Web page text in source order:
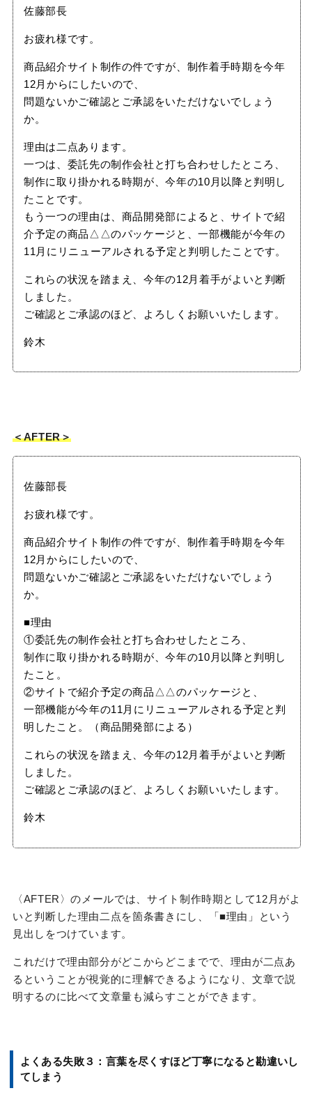
佐藤部長
お疲れ様です。
商品紹介サイト制作の件ですが、制作着手時期を今年
12月からにしたいので、
問題ないかご確認とご承認をいただけないでしょう
か。
理由は二点あります。
一つは、委託先の制作会社と打ち合わせしたところ、
制作に取り掛かれる時期が、今年の10月以降と判明し
たことです。
もう一つの理由は、商品開発部によると、サイトで紹
介予定の商品△△のパッケージと、一部機能が今年の
11月にリニューアルされる予定と判明したことです。
これらの状況を踏まえ、今年の12月着手がよいと判断
しました。
ご確認とご承認のほど、よろしくお願いいたします。
鈴木
＜AFTER＞
佐藤部長
お疲れ様です。
商品紹介サイト制作の件ですが、制作着手時期を今年
12月からにしたいので、
問題ないかご確認とご承認をいただけないでしょう
か。
■理由
①委託先の制作会社と打ち合わせしたところ、
制作に取り掛かれる時期が、今年の10月以降と判明し
たこと。
②サイトで紹介予定の商品△△のパッケージと、
一部機能が今年の11月にリニューアルされる予定と判
明したこと。（商品開発部による）
これらの状況を踏まえ、今年の12月着手がよいと判断
しました。
ご確認とご承認のほど、よろしくお願いいたします。
鈴木
〈AFTER〉のメールでは、サイト制作時期として12月がよ
いと判断した理由二点を箇条書きにし、「■理由」という
見出しをつけています。
これだけで理由部分がどこからどこまでで、理由が二点あ
るということが視覚的に理解できるようになり、文章で説
明するのに比べて文章量も減らすことができます。
よくある失敗３：言葉を尽くすほど丁寧になると勘違いし
てしまう